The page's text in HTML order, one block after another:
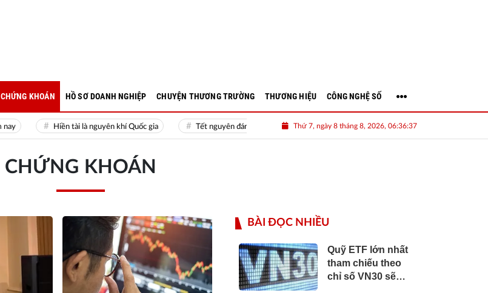
Hiền tài là nguyên khí Quốc gia Tết nguyên đán Nhâm Dần 2022 Nguồn nhân lực Việt
Thứ 7, ngày 8 tháng 8, 2026, 06:36:39
CHỨNG KHOÁN HỒ SƠ DOANH NGHIỆP CHUYỆN THƯƠNG TRƯỜNG THƯƠNG HIỆU CÔNG NGHỆ SỐ
CHỨNG KHOÁN
BÀI ĐỌC NHIỀU
Quỹ ETF lớn nhất
tham chiếu theo
chỉ số VN30 sẽ